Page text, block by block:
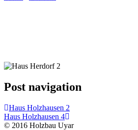
Post navigation
Haus Holzhausen 2
Haus Holzhausen 4
© 2016 Holzbau Uyar